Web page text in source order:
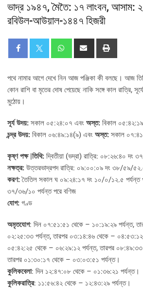
ভাদ্র ১৯৪৭, মৈতৈ: ১৭ লাংবন, আসাম:
রবিউল-আউয়াল-১৪৪৭ হিজরী
পথে নামার আগে দেখে নিন আজ পঞ্জিকা কী বলছে। আজ
কোন রাশি বা মৃতের দোষ পেয়েছে নাকি সঙ্গে কাল রাত্রি,
মুঠোয়।
সূর্য উদয়: সকাল ০৫:২৪:০৭ এবং অস্ত: বিকাল
চন্দ্র উদয়: বিকাল ০৬:৪৯:১৪(৯) এবং অস্ত: সকাল
কৃষ্ণ পক্ষ |তিথি: দ্বিতীয়া (ভদ্রা) রাত্রি: ০৮:২৬:৪০ দং
নক্ষত্র: উত্তরভাদ্রপদ রাত্রি: ০৯:০০:০৯ দং ৩৮/৫৯/৫২.৫
করণ:তৈতিল সকাল ঘ ০৯:২৪:১৭ দং ১০/০/১২.৫ পর্যন্ত
৩৭/৩৬/১০ পর্যন্ত পরে বণিজ
যোগ: গণ্ড
অমৃতযোগ: দিন ০৭:৫১:৫১ থেকে – ১০:১৯:২৯ পর্যন্ত,
০২:২৫:৩৩ পর্যন্ত, তারপর ০৩:১৪:৪৬ থেকে – ০৪:৫৩:১২
০৫:৪২:২৫ থেকে – ০৬:২৯:১২ পর্যন্ত, তারপর
তারপর ০১:৩০:১৭ থেকে – ০৩:০৩:৫১ পর্যন্ত।
কুলিকবেলা: দিন ১২:৪৭:০৮ থেকে – ০১:৩৬:২১ পর্যন্ত।
কুলিকরাত্রি: ১১:৫৬:৪২ থেকে – ১২:৪৩:২৯ পর্যন্ত।